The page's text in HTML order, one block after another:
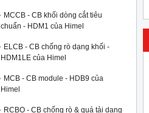
MCCB - CB khối dòng cắt tiêu
chuẩn - HDM1 của Himel
ELCB - CB chống rò dạng khối -
HDM1LE của Himel
MCB - CB module - HDB9 của
Himel
RCBO - CB chống rò & quá tải dạng